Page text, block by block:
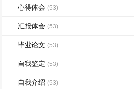
心得体会 (53)
汇报体会 (53)
毕业论文 (53)
自我鉴定 (53)
自我介绍 (53)